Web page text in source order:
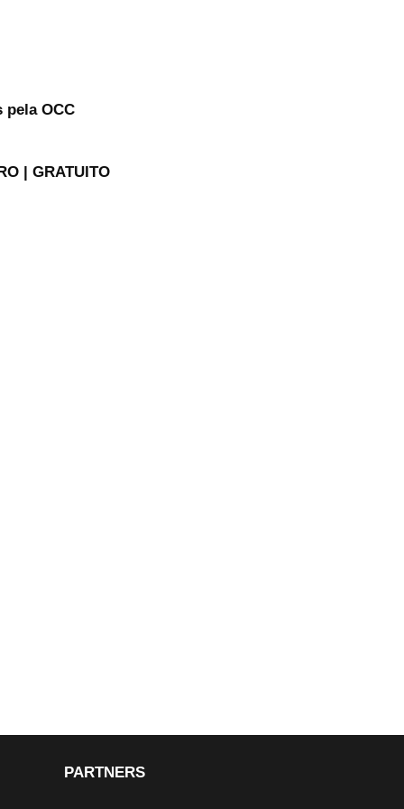
pela OCC
| GRATUITO
PARTNERS